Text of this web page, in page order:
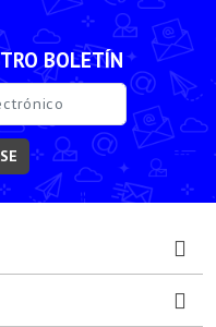
BOLETÍN